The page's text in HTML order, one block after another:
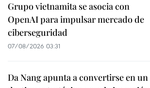
Grupo vietnamita se asocia con
OpenAI para impulsar mercado de
ciberseguridad
07/08/2026 03:31
Da Nang apunta a convertirse en un